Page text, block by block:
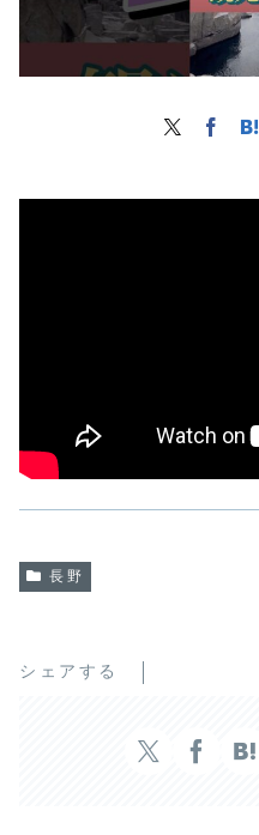
長野
シェアする